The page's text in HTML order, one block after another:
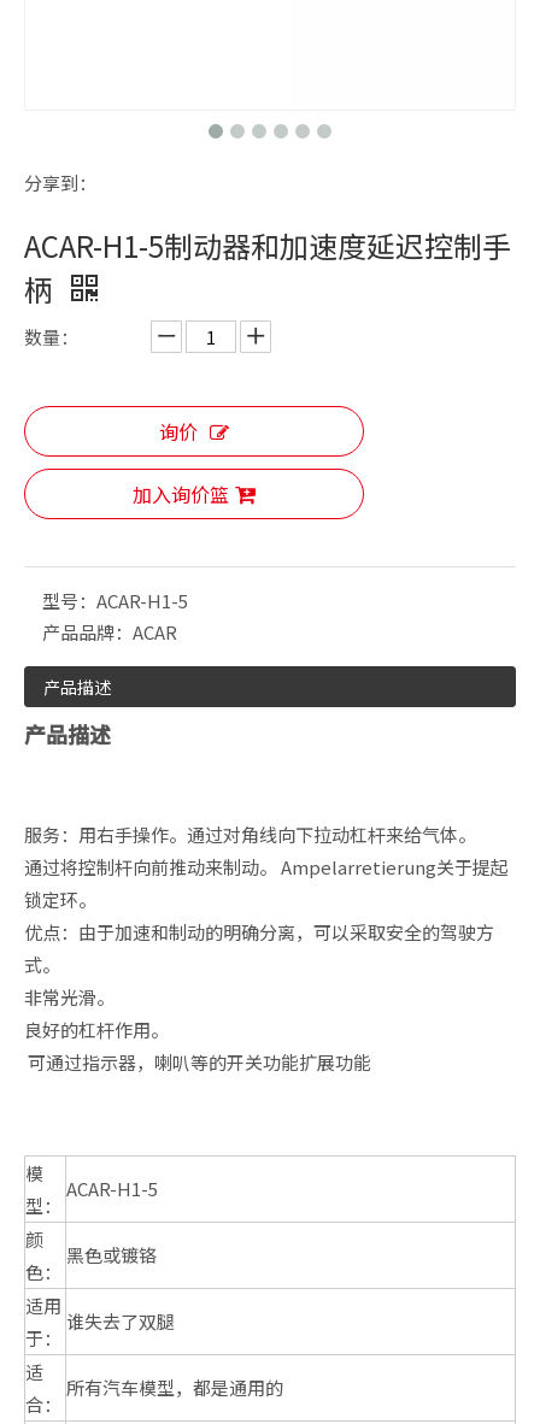
分享到：
ACAR-H1-5制动器和加速度延迟控制手
柄
数量：
询价
加入询价篮
型号： ACAR-H1-5
产品品牌： ACAR
产品描述
产品描述
服务：用右手操作。通过对角线向下拉动杠杆来给气体。
通过将控制杆向前推动来制动。 Ampelarretierung关于提起
锁定环。
优点：由于加速和制动的明确分离，可以采取安全的驾驶方
式。
非常光滑。
良好的杠杆作用。
可通过指示器，喇叭等的开关功能扩展功能
模
型：
ACAR-H1-5
颜
色：
黑色或镀铬
适用
于：
谁失去了双腿
适
合：
所有汽车模型，都是通用的